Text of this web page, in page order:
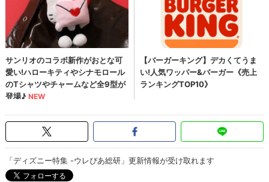
「ディズニー特集 -ウレぴあ総研」更新情報が受け取れます